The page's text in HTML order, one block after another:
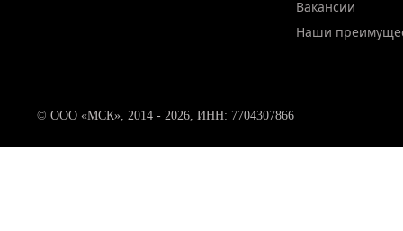
Вакансии
Наши
© ООО «МСК», 2014 - 2026, ИНН: 7704307866